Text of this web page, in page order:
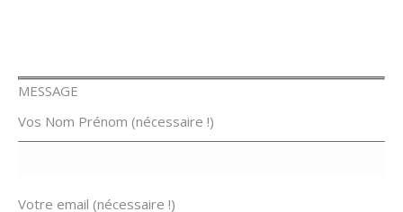
MESSAGE
Vos Nom Prénom (nécessaire !)
Votre email (nécessaire !)